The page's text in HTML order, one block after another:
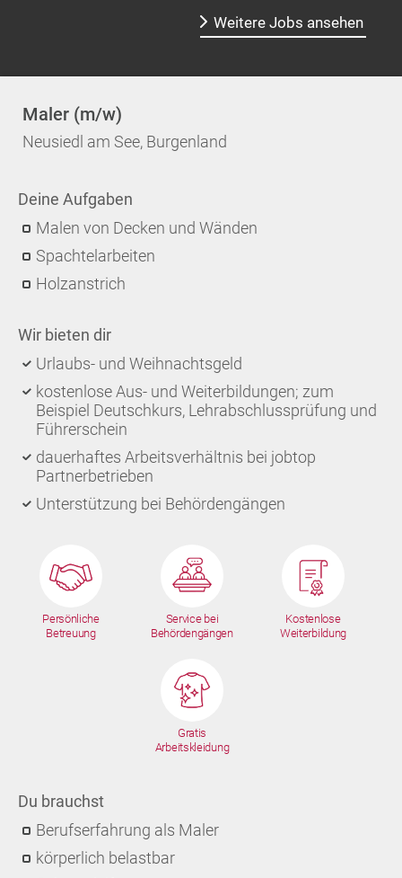
Weitere Jobs ansehen
Maler (m/w)
Neusiedl am See, Burgenland
Deine Aufgaben
Malen von Decken und Wänden
Spachtelarbeiten
Holzanstrich
Wir bieten dir
Urlaubs- und Weihnachtsgeld
kostenlose Aus- und Weiterbildungen; zum
Beispiel Deutschkurs, Lehrabschlussprüfung und
Führerschein
dauerhaftes Arbeitsverhältnis bei jobtop
Partnerbetrieben
Unterstützung bei Behördengängen
Persönliche
Betreuung
Service bei
Behördengängen
Kostenlose
Weiterbildung
Gratis
Arbeitskleidung
Du brauchst
Berufserfahrung als Maler
körperlich belastbar